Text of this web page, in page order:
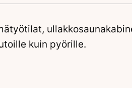
kuin pyörille.